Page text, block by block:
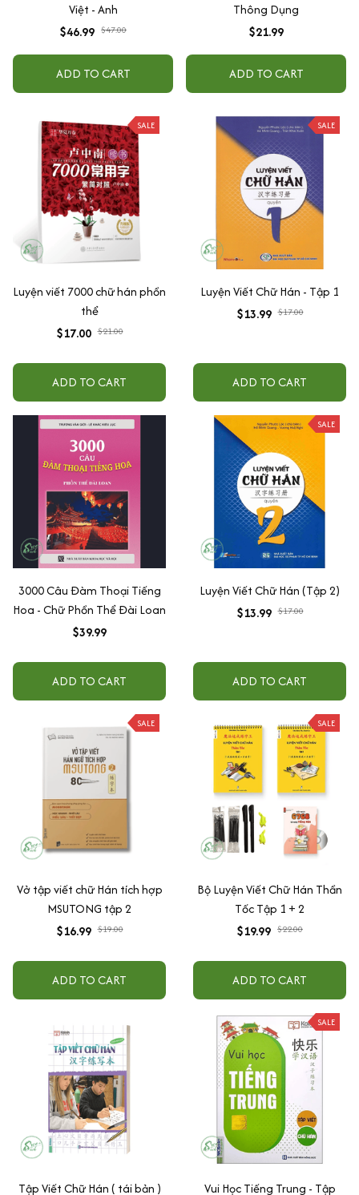
Việt - Anh
$46.99 $47.00
ADD TO CART
Thông Dụng
$21.99
ADD TO CART
SALE
Luyện viết 7000 chữ hán phồn
thể
$17.00 $21.00
ADD TO CART
SALE
Luyện Viết Chữ Hán - Tập 1
$13.99 $17.00
ADD TO CART
3000 Câu Đàm Thoại Tiếng
Hoa - Chữ Phồn Thể Đài Loan
$39.99
ADD TO CART
SALE
Luyện Viết Chữ Hán (Tập 2)
$13.99 $17.00
ADD TO CART
SALE
Vở tập viết chữ Hán tích hợp
MSUTONG tập 2
$16.99 $19.00
ADD TO CART
SALE
Bộ Luyện Viết Chữ Hán Thần
Tốc Tập 1 + 2
$19.99 $22.00
ADD TO CART
Tập Viết Chữ Hán ( tái bản )
SALE
Vui Học Tiếng Trung - Tập